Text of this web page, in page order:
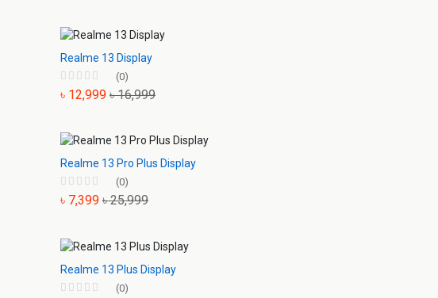
Realme 13 Display
(0)
৳ 12,999 ৳ 16,999
Realme 13 Pro Plus Display
(0)
৳ 7,399 ৳ 25,999
Realme 13 Plus Display
(0)